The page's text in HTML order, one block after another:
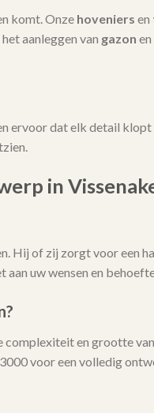
komt. Onze hoveniers en
aanleggen van gazon
ervoor dat elk detail klopt
in
Hij of zij zorgt voor een
uw wensen en
complexiteit en grootte
voor een volledig